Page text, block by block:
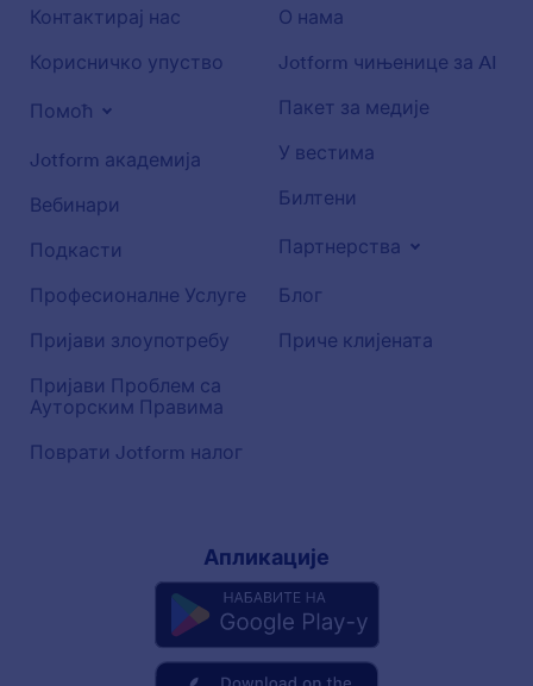
Контактирај нас
Корисничко упуство
Помоћ
Jotform академија
Вебинари
Подкасти
Професионалне Услуге
Пријави злоупотребу
Пријави Проблем са
Ауторским Правима
Поврати Jotform налог
О нама
Jotform чињенице за AI
Пакет за медије
У вестима
Билтени
Партнерства
Блог
Приче клијената
Апликације